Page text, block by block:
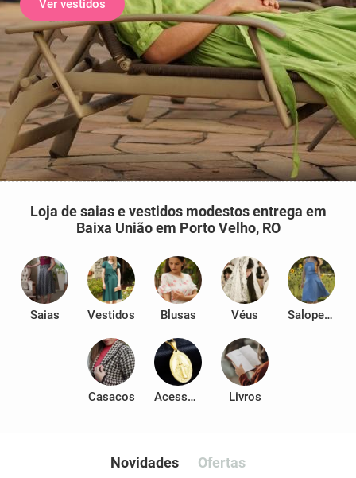
Ver vestidos
Loja de saias e vestidos modestos entrega em
Baixa União em Porto Velho, RO
Saias Vestidos Blusas Véus Salopetes
Casacos Acessórios Livros
Novidades Ofertas